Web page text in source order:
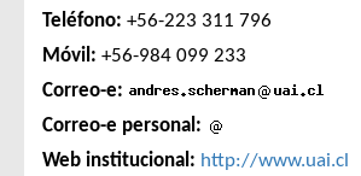
Teléfono: +56-223 311 796
Móvil: +56-984 099 233
Correo-e:
Correo-e personal:
Web institucional: http://www.uai.cl